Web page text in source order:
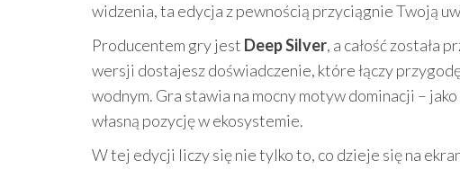
widzenia, ta edycja z pewnością przyciągnie Twoją
Producentem gry jest Deep Silver, a całość została
wersji dostajesz doświadczenie, które łączy
wodnym. Gra stawia na mocny motyw dominacji –
własną pozycję w ekosystemie.
W tej edycji liczy się nie tylko to, co dzieje się na